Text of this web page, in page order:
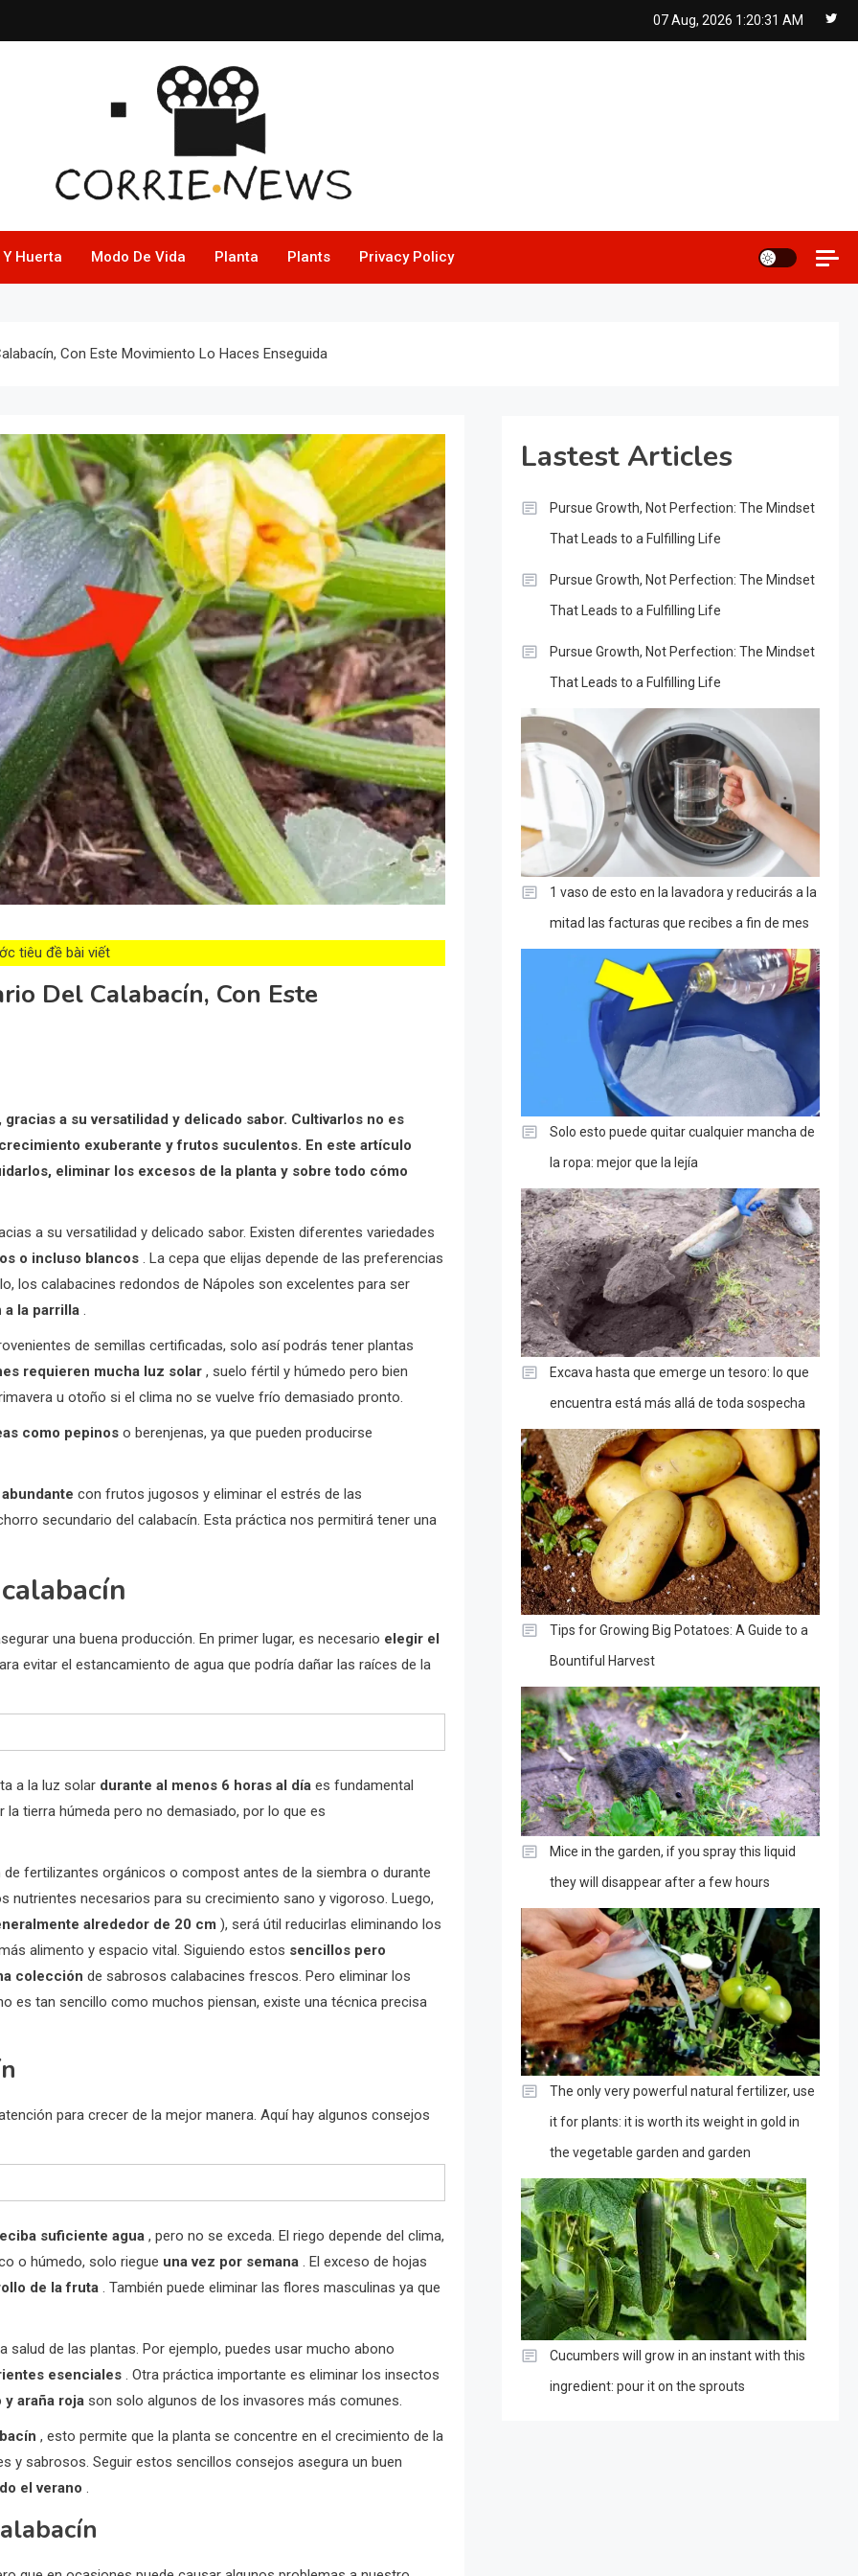
07 Aug, 2026 1:20:33 AM
Huerta Modo De Vida Planta Plants Privacy Policy
Con Este Movimiento Lo Haces Enseguida
tiêu đề bài viết
Del Calabacín, Con Este
a su versatilidad y delicado sabor. Cultivarlos no es
exuberante y frutos suculentos. En este artículo
eliminar los excesos de la planta y sobre todo cómo
a su versatilidad y delicado sabor. Existen diferentes variedades
o incluso blancos . La cepa que elijas depende de las preferencias
los calabacines redondos de Nápoles son excelentes para ser
a la parrilla .
de semillas certificadas, solo así podrás tener plantas
requieren mucha luz solar , suelo fértil y húmedo pero bien
u otoño si el clima no se vuelve frío demasiado pronto.
como pepinos o berenjenas, ya que pueden producirse
con frutos jugosos y eliminar el estrés de las
secundario del calabacín. Esta práctica nos permitirá tener una
una buena producción. En primer lugar, es necesario elegir el
evitar el estancamiento de agua que podría dañar las raíces de la
a la luz solar durante al menos 6 horas al día es fundamental
tierra húmeda pero no demasiado, por lo que es
fertilizantes orgánicos o compost antes de la siembra o durante
nutrientes necesarios para su crecimiento sano y vigoroso. Luego,
alrededor de 20 cm ), será útil reducirlas eliminando los
alimento y espacio vital. Siguiendo estos sencillos pero
colección de sabrosos calabacines frescos. Pero eliminar los
es tan sencillo como muchos piensan, existe una técnica precisa
para crecer de la mejor manera. Aquí hay algunos consejos
suficiente agua , pero no se exceda. El riego depende del clima,
o húmedo, solo riegue una vez por semana . El exceso de hojas
de la fruta . También puede eliminar las flores masculinas ya que
salud de las plantas. Por ejemplo, puedes usar mucho abono
esenciales . Otra práctica importante es eliminar los insectos
araña roja son solo algunos de los invasores más comunes.
, esto permite que la planta se concentre en el crecimiento de la
y sabrosos. Seguir estos sencillos consejos asegura un buen
el verano .
Lastest Articles
Pursue Growth, Not Perfection: The Mindset
That Leads to a Fulfilling Life
Pursue Growth, Not Perfection: The Mindset
That Leads to a Fulfilling Life
Pursue Growth, Not Perfection: The Mindset
That Leads to a Fulfilling Life
1 vaso de esto en la lavadora y reducirás a la
mitad las facturas que recibes a fin de mes
Solo esto puede quitar cualquier mancha de
la ropa: mejor que la lejía
Excava hasta que emerge un tesoro: lo que
encuentra está más allá de toda sospecha
Tips for Growing Big Potatoes: A Guide to a
Bountiful Harvest
Mice in the garden, if you spray this liquid
they will disappear after a few hours
The only very powerful natural fertilizer, use
it for plants: it is worth its weight in gold in
the vegetable garden and garden
Cucumbers will grow in an instant with this
ingredient: pour it on the sprouts